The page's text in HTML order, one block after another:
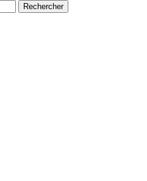
Rechercher